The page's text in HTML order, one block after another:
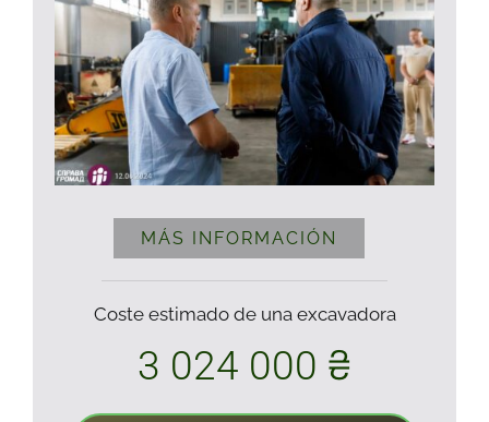
MÁS INFORMACIÓN
Coste estimado de una excavadora
3 024 000 ₴